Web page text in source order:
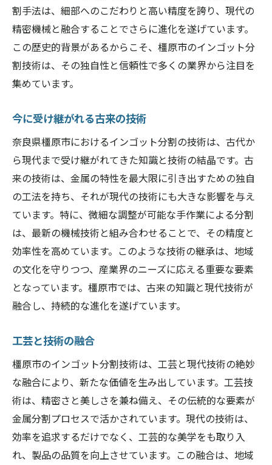
割手法は、細部へのこだわりと高い精度を誇り、現代の
精密機械と融合することでさらに進化を遂げています。
この歴史的背景があるからこそ、橿原市のインゴット分
割技術は、その独自性と信頼性で多くの業界から注目を
集めています。
今に受け継がれる古来の技術
奈良県橿原市におけるインゴット分割の技術は、古代か
ら現代まで受け継がれてきた知識と技術の結晶です。古
来の技術は、金属の特性を最大限に引き出すための独自
の工法を持ち、それが現代の技術にも大きな影響を与え
ています。特に、微細な調整が可能な手作業による分割
は、最新の機械技術と組み合わせることで、その精度と
効率性を高めています。このような技術の継承は、地域
の文化を守りつつ、産業界のニーズに応える重要な要素
となっています。橿原市では、古来の知識と現代技術が
融合し、持続的な進化を遂げています。
工芸と技術の融合
橿原市のインゴット分割技術は、工芸と現代技術の絶妙
な融合により、新たな価値を生み出しています。工芸技
術は、精密さと美しさを兼ね備え、その伝統的な要素が
金属分割プロセスで活かされています。現代の技術は、
効率を追求するだけでなく、工芸的な美学をも取り入
れ、製品の品質を向上させています。この融合は、地域